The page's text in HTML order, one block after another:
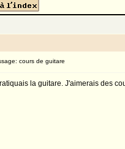
cours de guitare
la guitare. J'aimerais des